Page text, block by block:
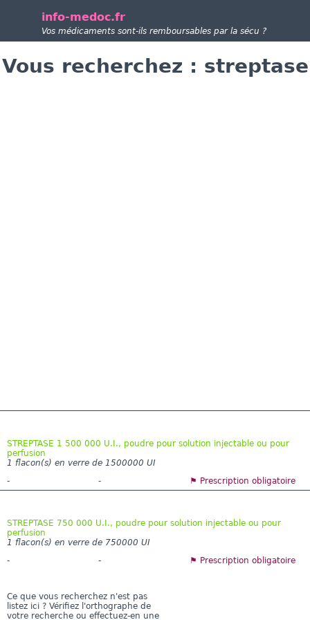
info-medoc.fr
Vos médicaments sont-ils remboursables par la sécu ?
Vous recherchez : streptase
STREPTASE 1 500 000 U.I., poudre pour solution injectable ou pour
perfusion
1 flacon(s) en verre de 1500000 UI
-
- ⚑ Prescription obligatoire
STREPTASE 750 000 U.I., poudre pour solution injectable ou pour
perfusion
1 flacon(s) en verre de 750000 UI
-
- ⚑ Prescription obligatoire
Ce que vous recherchez n'est pas
listez ici ? Vérifiez l'orthographe de
votre recherche ou effectuez-en une